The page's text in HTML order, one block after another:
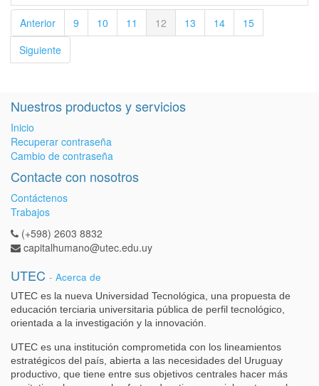
Anterior
9 10 11 12 13 14
15
Siguiente
Nuestros productos y servicios
Inicio
Recuperar contraseña
Cambio de contraseña
Contacte con nosotros
Contáctenos
Trabajos
(+598) 2603 8832
capitalhumano@utec.edu.uy
UTEC - Acerca de
UTEC es la nueva Universidad Tecnológica, una propuesta de
educación terciaria universitaria pública de perfil tecnológico,
orientada a la investigación y la innovación.
UTEC es una institución comprometida con los lineamientos
estratégicos del país, abierta a las necesidades del Uruguay
productivo, que tiene entre sus objetivos centrales hacer más